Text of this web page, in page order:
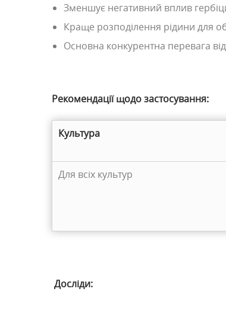
Зменшує негативний вплив
Краще розподілення рідини для
Основна конкурентна перевага
Рекомендації щодо застосування:
Культура
Для всіх культур
Досліди: